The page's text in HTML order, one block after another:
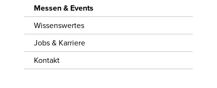
MESSEN
EVENTS
WISSENSWERTES
Messen & Events
Wissenswertes
Jobs & Karriere
Kontakt